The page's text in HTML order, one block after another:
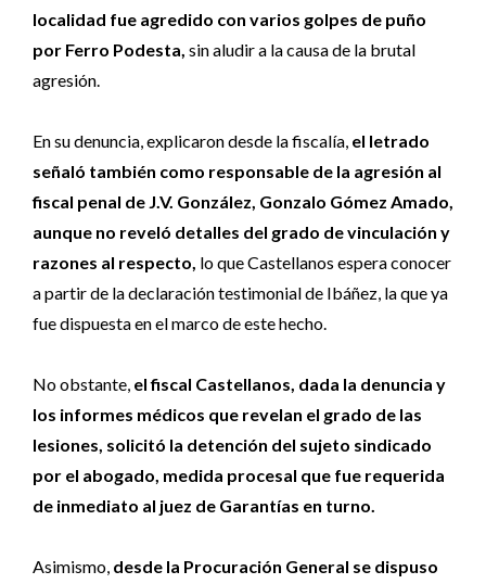
localidad fue agredido con varios golpes de puño
por Ferro Podesta, sin aludir a la causa de la brutal
agresión.
En su denuncia, explicaron desde la fiscalía, el letrado
señaló también como responsable de la agresión al
fiscal penal de J.V. González, Gonzalo Gómez Amado,
aunque no reveló detalles del grado de vinculación y
razones al respecto, lo que Castellanos espera conocer
a partir de la declaración testimonial de Ibáñez, la que ya
fue dispuesta en el marco de este hecho.
No obstante, el fiscal Castellanos, dada la denuncia y
los informes médicos que revelan el grado de las
lesiones, solicitó la detención del sujeto sindicado
por el abogado, medida procesal que fue requerida
de inmediato al juez de Garantías en turno.
Asimismo, desde la Procuración General se dispuso